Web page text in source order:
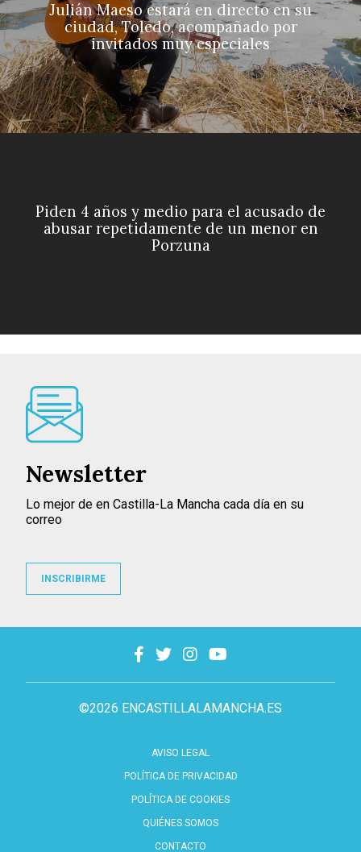
Julián Maeso estará en directo en su
ciudad, Toledo, acompañado por
invitados muy especiales
Piden 4 años y medio para el acusado de
abusar repetidamente de un menor en
Porzuna
©2026 ENCASTILLALAMANCHA.ES
AVISO LEGAL
POLÍTICA DE PRIVACIDAD
POLÍTICA DE COOKIES
QUIÉNES SOMOS
CONTACTO
Newsletter
Lo mejor de en Castilla-La Mancha cada día en su
correo
INSCRIBIRME